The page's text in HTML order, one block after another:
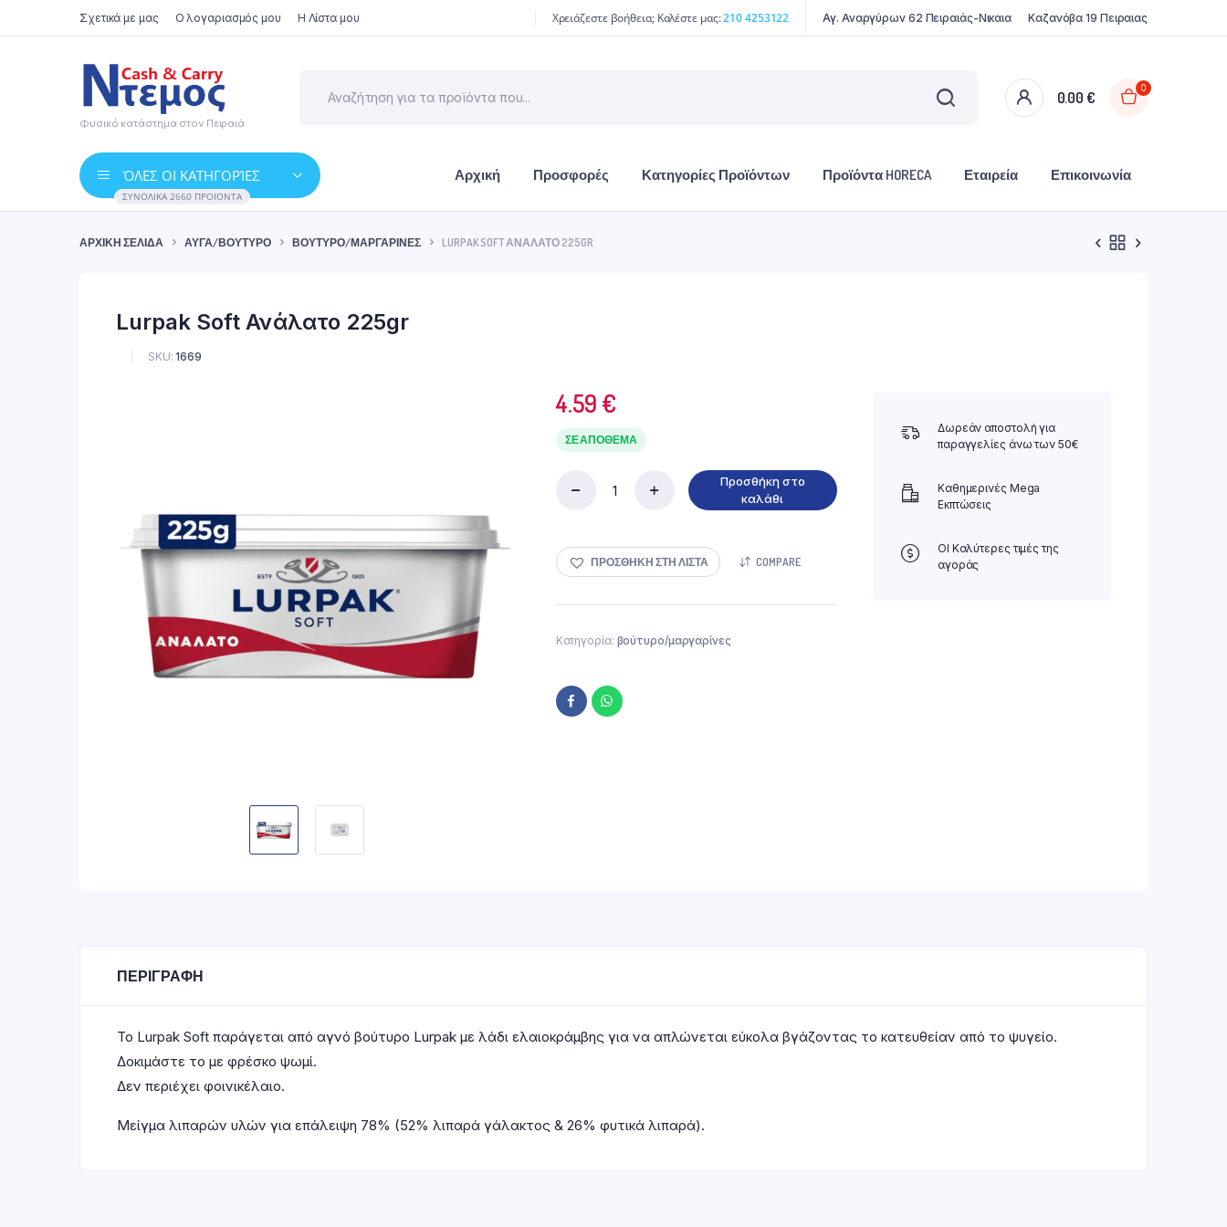
Σχετικά με μας Ο λογαριασμός μου Η Λίστα μου Χρειάζεστε βοήθεια; Καλέστε μας:210 4253122 Αγ. Αναργύρων 62 Πειραιάς-Νικαια Καζανόβα 19 Πειραιας
Φυσικό κατάστημα στον Πειραιά
0.00€
0
ΌΛΕΣ ΟΙ ΚΑΤΗΓΟΡΊΕΣ
ΣΥΝΟΛΙΚΆ 2660 ΠΡΟΪΌΝΤΑ
Αρχική Προσφορές Κατηγορίες Προϊόντων Προϊόντα HORECA Εταιρεία Επικοινωνία
ΑΡΧΙΚΉ ΣΕΛΊΔΑ ΑΥΓΆ/ΒΟΎΤΥΡΟ ΒΟΎΤΥΡΟ/ΜΑΡΓΑΡΊΝΕΣ LURPAK SOFT ΑΝΆΛΑΤΟ 225GR
Lurpak Soft Ανάλατο 225gr
SKU: 1669
4.59 €
ΣΕ ΑΠΌΘΕΜΑ
225gr
ποσότητα
Προσθήκη στο
καλάθι
ΠΡΟΣΘΉΚΗ ΣΤΗ ΛΊΣΤΑ COMPARE
Κατηγορία: βούτυρο/μαργαρίνες
Δωρεάν αποστολή για
παραγγελίες άνω των 50€
Καθημερινές Mega
Εκπτώσεις
ΟΙ Καλύτερες τιμές της
αγοράς
ΠΕΡΙΓΡΑΦΉ
Το Lurpak Soft παράγεται από αγνό βούτυρο Lurpak με λάδι ελαιοκράμβης για να απλώνεται εύκολα βγάζοντας το κατευθείαν από το ψυγείο.
Δοκιμάστε το με φρέσκο ψωμί.
Δεν περιέχει φοινικέλαιο.
Μείγμα λιπαρών υλών για επάλειψη 78% (52% λιπαρά γάλακτος & 26% φυτικά λιπαρά).